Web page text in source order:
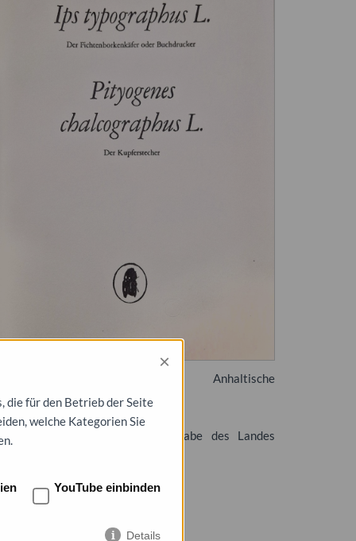
Dessau-Roßlau, Anhaltische
Dessau
Heckwolf: Ips typographus L.
KB 2002 C 983 (Leihgabe des Landes
×
die für den Betrieb der Seite
welche Kategorien Sie
YouTube einbinden
Details